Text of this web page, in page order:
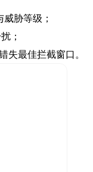
胁等级；
；
失最佳拦截窗口。